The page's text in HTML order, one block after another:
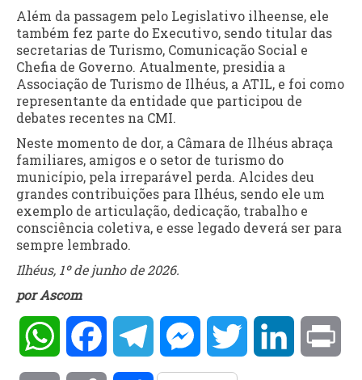
Além da passagem pelo Legislativo ilheense, ele
também fez parte do Executivo, sendo titular das
secretarias de Turismo, Comunicação Social e
Chefia de Governo. Atualmente, presidia a
Associação de Turismo de Ilhéus, a ATIL, e foi como
representante da entidade que participou de
debates recentes na CMI.
Neste momento de dor, a Câmara de Ilhéus abraça
familiares, amigos e o setor de turismo do
município, pela irreparável perda. Alcides deu
grandes contribuições para Ilhéus, sendo ele um
exemplo de articulação, dedicação, trabalho e
consciência coletiva, e esse legado deverá ser para
sempre lembrado.
Ilhéus, 1º de junho de 2026.
por Ascom
WhatsAppFacebookTelegramMessengerTwitter LinkedIn